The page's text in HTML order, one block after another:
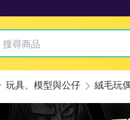
玩具、模型與公仔 絨毛玩